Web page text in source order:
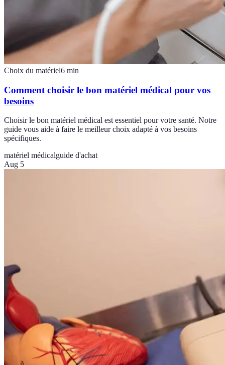
Choix du matériel6 min
Comment choisir le bon matériel médical pour vos
besoins
Choisir le bon matériel médical est essentiel pour votre santé. Notre
guide vous aide à faire le meilleur choix adapté à vos besoins
spécifiques.
matériel médicalguide d'achat
Aug 5